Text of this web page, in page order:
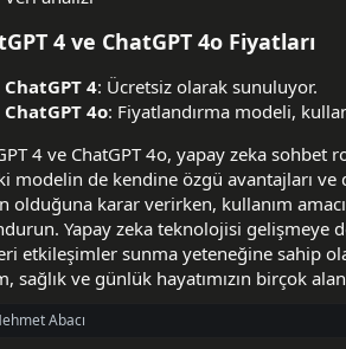
4 ve ChatGPT 4o Fiyatları
ChatGPT 4: Ücretsiz olarak sunuluyor.
ChatGPT 4o: Fiyatlandırma modeli,
4 ve ChatGPT 4o, yapay zeka
modelin de kendine özgü avantajları
olduğuna karar verirken, kullanım
Yapay zeka teknolojisi gelişmeye
etkileşimler sunma yeteneğine sahip
sağlık ve günlük hayatımızın birçok
Abacı